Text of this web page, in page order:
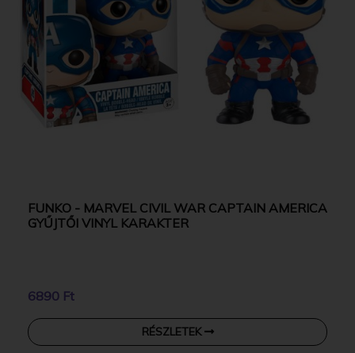
FUNKO - MARVEL CIVIL WAR CAPTAIN AMERICA
GYŰJTŐI VINYL KARAKTER
6890 Ft
RÉSZLETEK